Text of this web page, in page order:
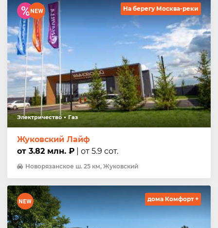
На берегу Москва-реки
Электричество Газ
Жуковский Лайф
от 3.82 млн. ₽ | от 5.9 сот.
Новорязанское ш. 25 км, Жуковский
дома Комфорт +